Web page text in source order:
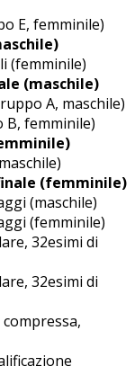
E, femminile)
(femminile)
(maschile)
A, maschile)
B, femminile)
(femminile)
(maschile)
(femminile)
32esimi di
32esimi di
compressa,